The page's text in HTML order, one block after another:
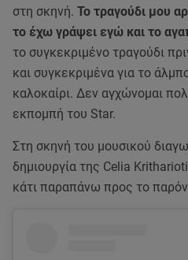
στη σκηνή. Το τραγούδι μου
το έχω γράψει εγώ και το
το συγκεκριμένο τραγούδι
και συγκεκριμένα για το
καλοκαίρι. Δεν αγχώνομαι
εκπομπή του Star.
Στη σκηνή του μουσικού
δημιουργία της Celia
κάτι παραπάνω προς το